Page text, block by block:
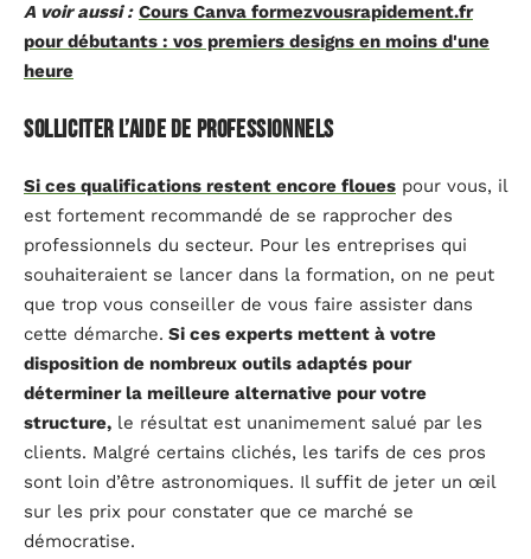
A voir aussi : Cours Canva formezvousrapidement.fr
pour débutants : vos premiers designs en moins d'une
heure
Solliciter l’aide de professionnels
Si ces qualifications restent encore floues pour vous, il
est fortement recommandé de se rapprocher des
professionnels du secteur. Pour les entreprises qui
souhaiteraient se lancer dans la formation, on ne peut
que trop vous conseiller de vous faire assister dans
cette démarche. Si ces experts mettent à votre
disposition de nombreux outils adaptés pour
déterminer la meilleure alternative pour votre
structure, le résultat est unanimement salué par les
clients. Malgré certains clichés, les tarifs de ces pros
sont loin d’être astronomiques. Il suffit de jeter un œil
sur les prix pour constater que ce marché se
démocratise.